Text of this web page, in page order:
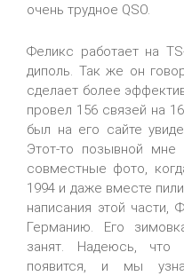
очень трудное QSO.
Феликс работает на
диполь. Так же он
сделает более
провел 156 связей на
был на его сайте
Этот-то позывной
совместные фото,
1994 и даже вместе
написания этой части,
Германию. Его
занят. Надеюсь,
появится, и мы